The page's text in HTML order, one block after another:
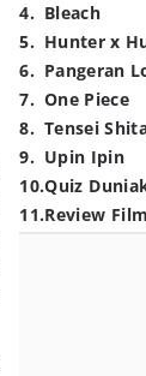
4. Bleach
5. Hunter x
6. Pangeran
7. One Piece
8. Tensei
9. Upin Ipin
10.Quiz
11.Review Film